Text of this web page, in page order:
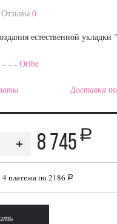
Отзывы0
естественной
Oribe
Доставка
8 745 a
4 платежа по 2186 a